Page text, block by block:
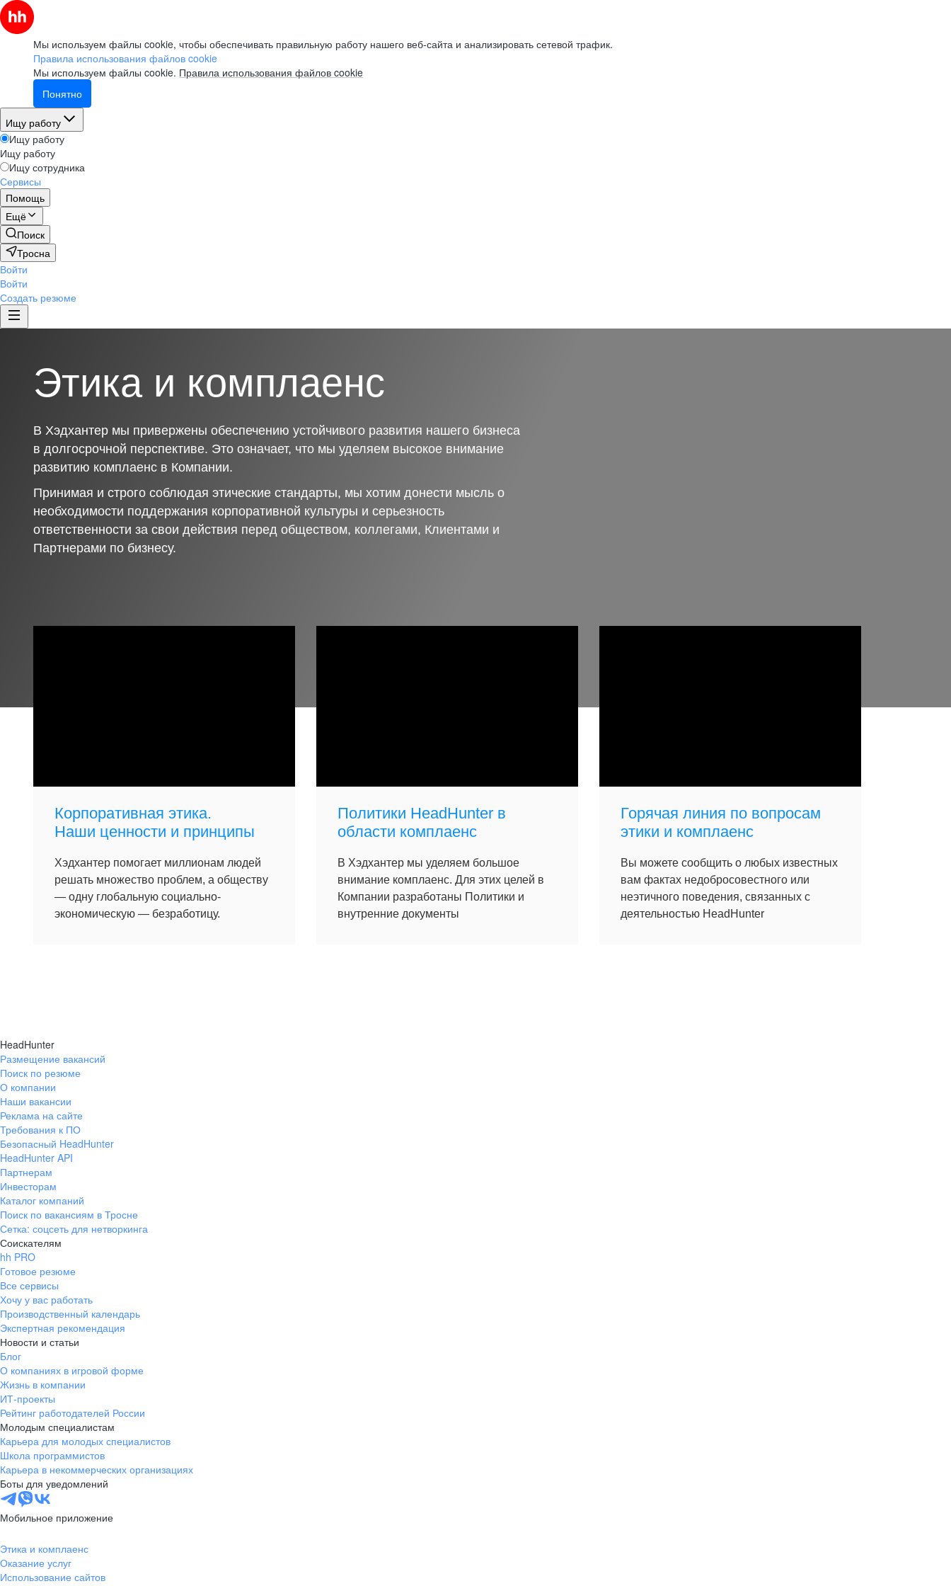
Мы используем файлы cookie, чтобы обеспечивать правильную работу нашего веб-сайта и анализировать сетевой трафик.
Правила использования файлов cookie
Мы используем файлы cookie. Правила использования файлов cookie
Понятно
Ищу работу
Ищу работу
Ищу работу
Ищу сотрудника
Сервисы
Помощь
Ещё
Поиск
Тросна
Войти
Войти
Создать резюме
Этика и комплаенс
В Хэдхантер мы привержены обеспечению устойчивого развития нашего бизнеса
в долгосрочной перспективе. Это означает, что мы уделяем высокое внимание
развитию комплаенс в Компании.
Принимая и строго соблюдая этические стандарты, мы хотим донести мысль о
необходимости поддержания корпоративной культуры и серьезность
ответственности за свои действия перед обществом, коллегами, Клиентами и
Партнерами по бизнесу.
Корпоративная этика.
Наши ценности и принципы
Хэдхантер помогает миллионам людей
решать множество проблем, а обществу
— одну глобальную социально-
экономическую — безработицу.
Политики HeadHunter в
области комплаенс
В Хэдхантер мы уделяем большое
внимание комплаенс. Для этих целей в
Компании разработаны Политики и
внутренние документы
Горячая линия по вопросам
этики и комплаенс
Вы можете сообщить о любых известных
вам фактах недобросовестного или
неэтичного поведения, связанных с
деятельностью HeadHunter
HeadHunter
Размещение вакансий
Поиск по резюме
О компании
Наши вакансии
Реклама на сайте
Требования к ПО
Безопасный HeadHunter
HeadHunter API
Партнерам
Инвесторам
Каталог компаний
Поиск по вакансиям в Тросне
Сетка: соцсеть для нетворкинга
Соискателям
hh PRO
Готовое резюме
Все сервисы
Хочу у вас работать
Производственный календарь
Экспертная рекомендация
Новости и статьи
Блог
О компаниях в игровой форме
Жизнь в компании
ИТ-проекты
Рейтинг работодателей России
Молодым специалистам
Карьера для молодых специалистов
Школа программистов
Карьера в некоммерческих организациях
Боты для уведомлений
Мобильное приложение
Этика и комплаенс
Оказание услуг
Использование сайтов